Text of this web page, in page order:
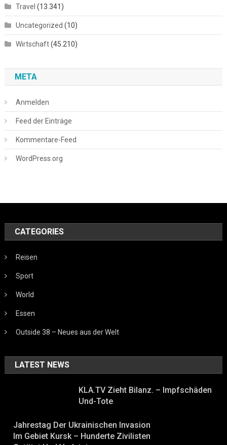
Travel (13.341)
Uncategorized (10)
Wirtschaft(45.210)
META
Anmelden
Feed der Einträge
Kommentare-Feed
WordPress.org
CATEGORIES
Reisen
Sport
World
Essen
Outside 38 – Neues aus der Welt
LATEST NEWS
KLA.TV Zieht Bilanz. – Impfschäden
Und-Tote
Jahrestag Der Ukrainischen Invasion
Im Gebiet Kursk – Hunderte Zivilisten